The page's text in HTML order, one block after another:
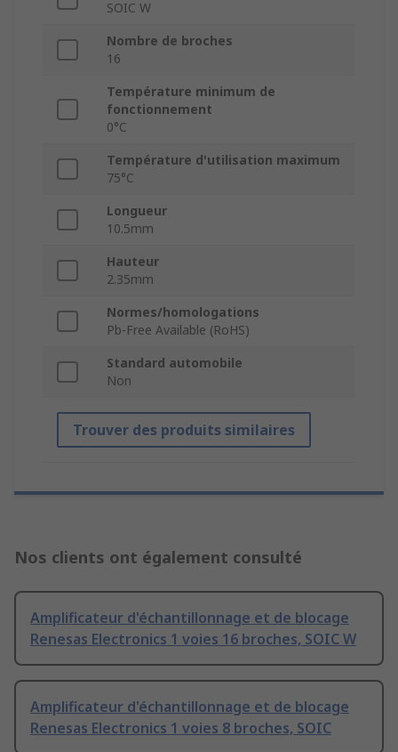
SOIC W
Nombre de broches
16
Température minimum de
fonctionnement
0°C
Température d'utilisation maximum
75°C
Longueur
10.5mm
Hauteur
2.35mm
Normes/homologations
Pb-Free Available (RoHS)
Standard automobile
Non
Trouver des produits similaires
Nos clients ont également consulté
Amplificateur d'échantillonnage et de blocage
Renesas Electronics 1 voies 16 broches, SOIC W
Amplificateur d'échantillonnage et de blocage
Renesas Electronics 1 voies 8 broches, SOIC